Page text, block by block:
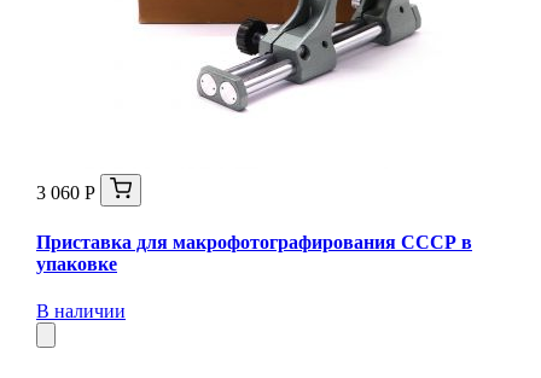
3 060 Р
Приставка для макрофотографирования СССР в
упаковке
В наличии